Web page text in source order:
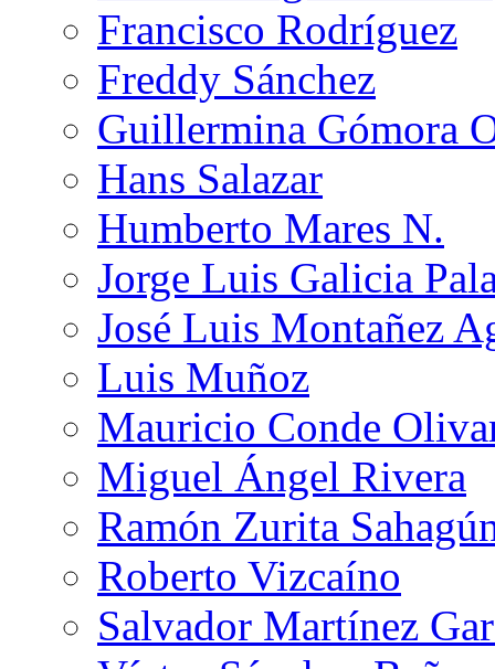
Francisco Rodríguez
Freddy Sánchez
Guillermina Gómora
Hans Salazar
Humberto Mares N.
Jorge Luis Galicia
José Luis Montañez
Luis Muñoz
Mauricio Conde
Miguel Ángel Rivera
Ramón Zurita
Roberto Vizcaíno
Salvador Martínez